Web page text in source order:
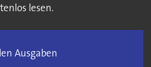
lesen.
Ausgaben